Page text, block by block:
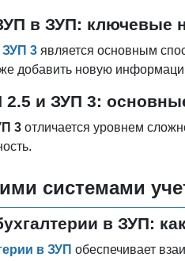
в ЗУП: ключевые
ЗУП 3 является основным
добавить новую
и ЗУП 3:
3 отличается уровнем
системами
в ЗУП:
в ЗУП обеспечивает